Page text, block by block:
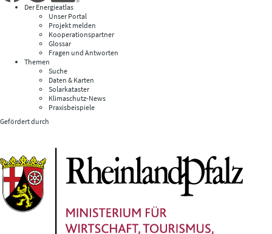
Der Energieatlas
Unser Portal
Projekt melden
Kooperationspartner
Glossar
Fragen und Antworten
Themen
Suche
Daten & Karten
Solarkataster
Klimaschutz-News
Praxisbeispiele
Gefördert durch